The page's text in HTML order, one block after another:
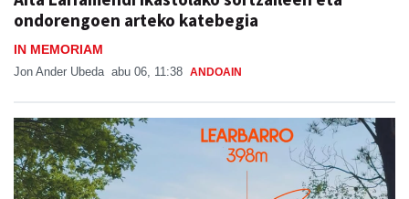
ondorengoen arteko katebegia
IN MEMORIAM
Jon Ander Ubeda abu 06, 11:38 ANDOAIN